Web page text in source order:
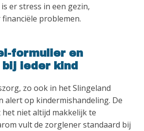
er stress in een gezin,
problemen.
formulier en
ieder kind
zo ook in het Slingeland
alert op kindermishandeling. De
het niet altijd makkelijk te
vult de zorglener standaard bij